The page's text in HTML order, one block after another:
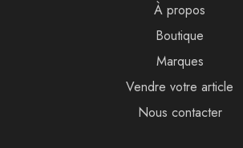
À propos
Boutique
Marques
Vendre votre article
Nous contacter